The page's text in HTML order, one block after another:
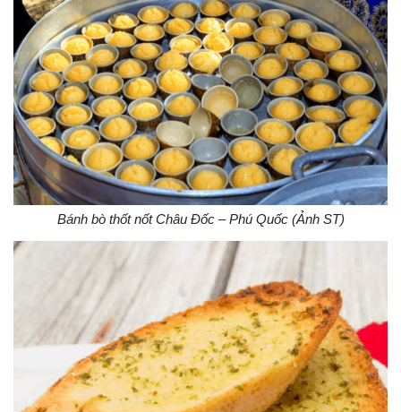
Bánh bò thốt nốt Châu Đốc – Phú Quốc (Ảnh ST)